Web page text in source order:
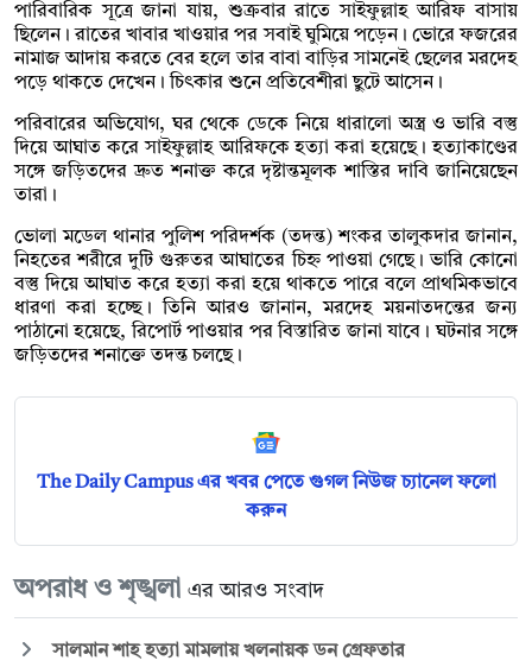
পারিবারিক সূত্রে জানা যায়, শুক্রবার রাতে সাইফুল্লাহ আরিফ বাসায়
ছিলেন। রাতের খাবার খাওয়ার পর সবাই ঘুমিয়ে পড়েন। ভোরে ফজরের
নামাজ আদায় করতে বের হলে তার বাবা বাড়ির সামনেই ছেলের মরদেহ
পড়ে থাকতে দেখেন। চিৎকার শুনে প্রতিবেশীরা ছুটে আসেন।
পরিবারের অভিযোগ, ঘর থেকে ডেকে নিয়ে ধারালো অস্ত্র ও ভারি বস্তু
দিয়ে আঘাত করে সাইফুল্লাহ আরিফকে হত্যা করা হয়েছে। হত্যাকাণ্ডের
সঙ্গে জড়িতদের দ্রুত শনাক্ত করে দৃষ্টান্তমূলক শাস্তির দাবি জানিয়েছেন
তারা।
ভোলা মডেল থানার পুলিশ পরিদর্শক (তদন্ত) শংকর তালুকদার জানান,
নিহতের শরীরে দুটি গুরুতর আঘাতের চিহ্ন পাওয়া গেছে। ভারি কোনো
বস্তু দিয়ে আঘাত করে হত্যা করা হয়ে থাকতে পারে বলে প্রাথমিকভাবে
ধারণা করা হচ্ছে। তিনি আরও জানান, মরদেহ ময়নাতদন্তের জন্য
পাঠানো হয়েছে, রিপোর্ট পাওয়ার পর বিস্তারিত জানা যাবে। ঘটনার সঙ্গে
জড়িতদের শনাক্তে তদন্ত চলছে।
The Daily Campus এর খবর পেতে গুগল নিউজ চ্যানেল ফলো
করুন
অপরাধ ও শৃঙ্খলা এর আরও সংবাদ
সালমান শাহ হত্যা মামলায় খলনায়ক ডন গ্রেফতার